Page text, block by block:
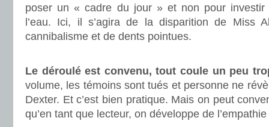
poser un « cadre du jour » et non pour investir
l’eau. Ici, il s’agira de la disparition de Miss
cannibalisme et de dents pointues.
Le déroulé est convenu, tout coule un peu
volume, les témoins sont tués et personne ne
Dexter. Et c’est bien pratique. Mais on peut
qu’en tant que lecteur, on développe de